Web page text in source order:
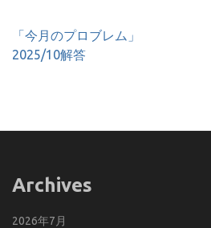
投
稿
ー
ン
「今月のプロブレム」
2025/10解答
Archives
2026年7月